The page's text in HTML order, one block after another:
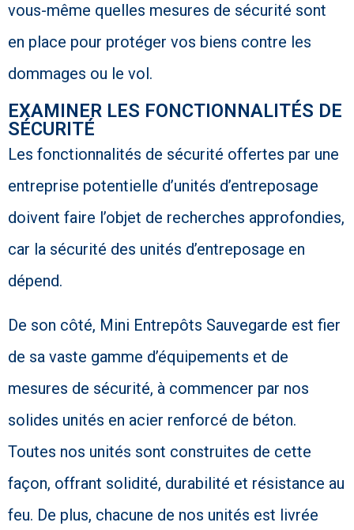
vous-même quelles mesures de sécurité sont
en place pour protéger vos biens contre les
dommages ou le vol.
EXAMINER LES FONCTIONNALITÉS DE
SÉCURITÉ
Les fonctionnalités de sécurité offertes par une
entreprise potentielle d’unités d’entreposage
doivent faire l’objet de recherches approfondies,
car la sécurité des unités d’entreposage en
dépend.
De son côté, Mini Entrepôts Sauvegarde est fier
de sa vaste gamme d’équipements et de
mesures de sécurité, à commencer par nos
solides unités en acier renforcé de béton.
Toutes nos unités sont construites de cette
façon, offrant solidité, durabilité et résistance au
feu. De plus, chacune de nos unités est livrée